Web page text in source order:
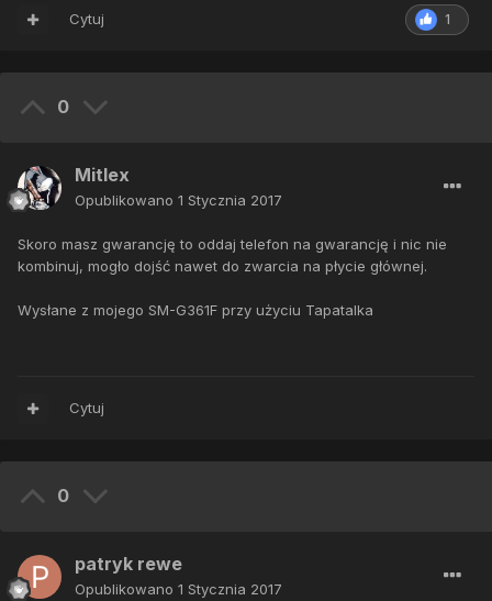
1
Cytuj
0
Mitlex
Opublikowano 1 Stycznia 2017
Skoro masz gwarancję to oddaj telefon na gwarancję i nic nie
kombinuj, mogło dojść nawet do zwarcia na płycie głównej.
Wysłane z mojego SM-G361F przy użyciu Tapatalka
Cytuj
0
patryk rewe
Opublikowano 1 Stycznia 2017